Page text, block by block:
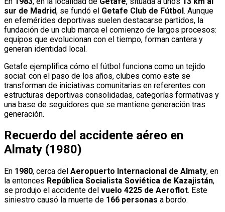
sur de Madrid, se fundó el Getafe Club de Fútbol. Aunque
en efemérides deportivas suelen destacarse partidos, la
fundación de un club marca el comienzo de largos procesos:
equipos que evolucionan con el tiempo, forman cantera y
generan identidad local.
Getafe ejemplifica cómo el fútbol funciona como un tejido
social: con el paso de los años, clubes como este se
transforman de iniciativas comunitarias en referentes con
estructuras deportivas consolidadas, categorías formativas y
una base de seguidores que se mantiene generación tras
generación.
Recuerdo del accidente aéreo en
Almaty (1980)
En 1980, cerca del Aeropuerto Internacional de Almaty, en
la entonces República Socialista Soviética de Kazajistán,
se produjo el accidente del vuelo 4225 de Aeroflot. Este
siniestro causó la muerte de 166 personas a bordo.